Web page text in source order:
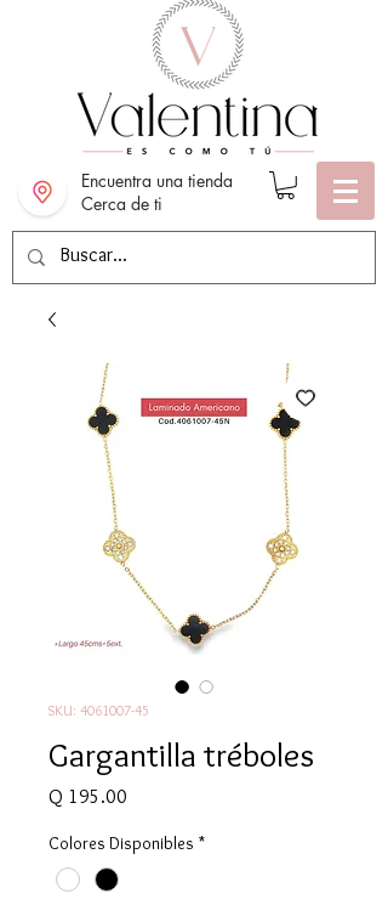
Encuentra una tienda
Cerca de ti
SKU: 4061007-45
Gargantilla tréboles
Q 195.00
Colores Disponibles *